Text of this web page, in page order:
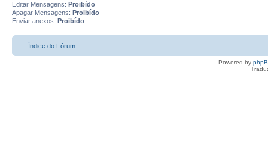
Editar Mensagens: Proibído
Apagar Mensagens: Proibído
Enviar anexos: Proibído
Índice do Fórum
Powered by